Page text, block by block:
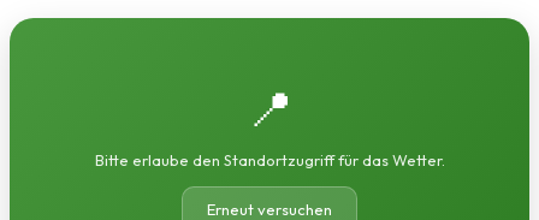
📍
Bitte erlaube den Standortzugriff für das Wetter.
Erneut versuchen